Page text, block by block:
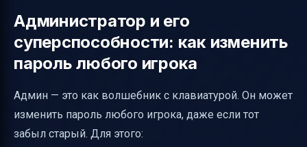
Администратор и его
суперспособности: как изменить
пароль любого игрока
Админ — это как волшебник с клавиатурой. Он может
изменить пароль любого игрока, даже если тот
забыл старый. Для этого: